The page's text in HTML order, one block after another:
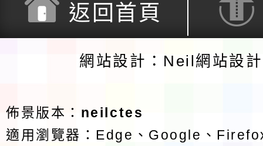
返回首頁
網站設計：Neil網站設
佈景版本： neilctes
適用瀏覽器：Edge、Google、